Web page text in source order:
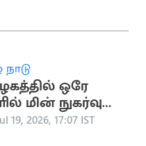
நாடு
ஒரே
மின் நுகர்வு
மில்லியன்
19, 2026, 17:07 IST